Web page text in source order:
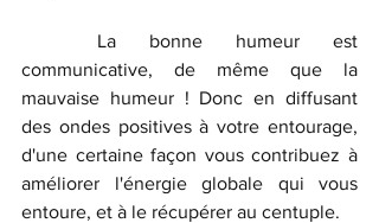
communicative, de même que la
mauvaise humeur ! Donc en diffusant
des ondes positives à votre entourage,
d'une certaine façon vous contribuez à
améliorer l'énergie globale qui vous
entoure, et à le récupérer au centuple.